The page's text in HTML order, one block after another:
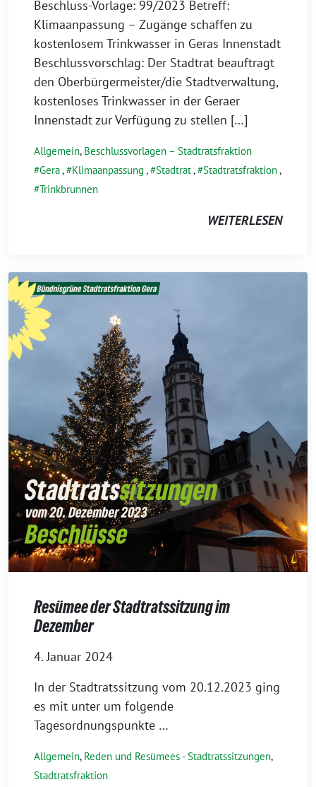
Beschluss-Vorlage: 99/2023 Betreff:
Klimaanpassung – Zugänge schaffen zu
kostenlosem Trinkwasser in Geras Innenstadt
Beschlussvorschlag: Der Stadtrat beauftragt
den Oberbürgermeister/die Stadtverwaltung,
kostenloses Trinkwasser in der Geraer
Innenstadt zur Verfügung zu stellen […]
Allgemein, Beschlussvorlagen – Stadtratsfraktion
Gera, Klimaanpassung , Stadtrat, Stadtratsfraktion,
Trinkbrunnen
WEITERLESEN
Resümee der Stadtratssitzung im
Dezember
4. Januar 2024
In der Stadtratssitzung vom 20.12.2023 ging
es mit unter um folgende
Tagesordnungspunkte …
Allgemein, Reden und Resümees - Stadtratssitzungen,
Stadtratsfraktion